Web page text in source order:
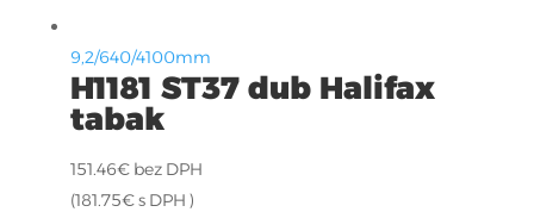
9,2/640/4100mm
H1181 ST37 dub Halifax
tabak
151.46€ bez DPH
(181.75€s DPH )